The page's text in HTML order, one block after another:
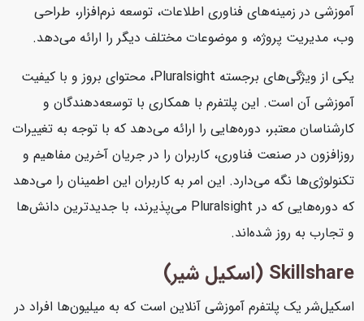
آموزشی در زمینه‌های فناوری اطلاعات، توسعه نرم‌افزار، طراحی
وب، مدیریت پروژه، و موضوعات مختلف دیگر را ارائه می‌دهد.
یکی از ویژگی‌های برجسته Pluralsight، محتوای بروز و با کیفیت
آموزشی آن است. این پلتفرم با همکاری با توسعه‌دهندگان و
کارشناسان معتبر، دوره‌هایی را ارائه می‌دهد که با توجه به تغییرات
روزافزون در صنعت فناوری، کاربران را در جریان آخرین مفاهیم و
تکنولوژی‌ها نگه می‌دارد. این امر به کاربران این اطمینان را می‌دهد
که دوره‌هایی که در Pluralsight می‌پذیرند، با جدیدترین دانش‌ها
و تجارب به روز شده‌اند.
Skillshare (اسکیل شیر)
اسکیل‌شر یک پلتفرم آموزشی آنلاین است که به میلیون‌ها افراد در